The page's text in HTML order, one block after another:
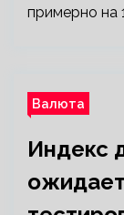
примерно на
Валюта
Индекс